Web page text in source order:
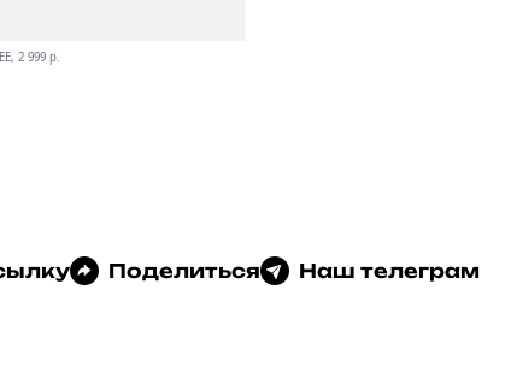
2 999 p.
Поделиться Наш телеграм